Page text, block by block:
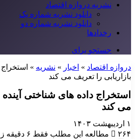
نشریه دروازه اقتصاد
دانلود نشریه شماره یک
دانلود نشریه شماره دو
رخدادها
جستجو برای
دروازه اقتصاد » اخبار » نشریه »
بازاریابی را تعریف می کند
استخراج داده های شناختی آینده
می کند
۱ اردیبهشت ۱۴۰۳
۲۶۴
مطالعه این مطلب فقط ۶ دقیقه زمان نیاز دارد!